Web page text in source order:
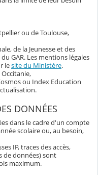
ou de Toulouse,
de la Jeunesse et des
GAR. Les mentions légales
lesite du Ministère.
ou Index Education
DONNÉES
dans le cadre d'un compte
scolaire ou, au besoin,
IP, traces des accès,
de données) sont
maximum.